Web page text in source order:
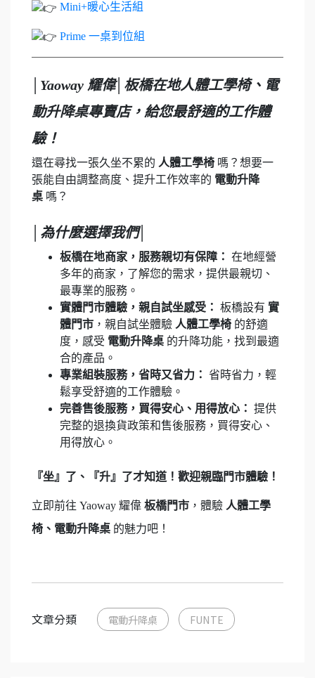
Mini+暖心生活組
Prime 一桌到位組
│Yaoway 耀偉│板橋在地人體工學椅、電
動升降桌專賣店，給您最舒適的工作體
驗！
還在尋找一張久坐不累的 人體工學椅 嗎？想要一
張能自由調整高度、提升工作效率的 電動升降
桌 嗎？
│為什麼選擇我們│
板橋在地商家，服務親切有保障： 在地經營
多年的商家，了解您的需求，提供最親切、
最專業的服務。
實體門市體驗，親自試坐感受： 板橋設有 實
體門市 ，親自試坐體驗 人體工學椅 的舒適
度，感受 電動升降桌 的升降功能，找到最適
合的產品。
專業組裝服務，省時又省力： 省時省力，輕
鬆享受舒適的工作體驗。
完善售後服務，買得安心、用得放心： 提供
完整的退換貨政策和售後服務，買得安心、
用得放心。
『坐』了、『升』了才知道！歡迎親臨門市體驗！
立即前往 Yaoway 耀偉 板橋門市 ，體驗 人體工學
椅、電動升降桌 的魅力吧！
文章分類 電動升降桌 FUNTE